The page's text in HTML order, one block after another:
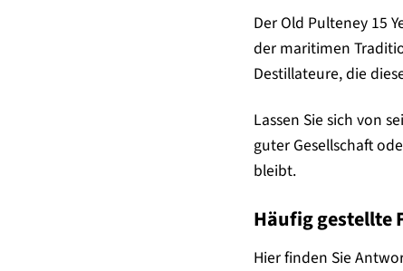
Der Old Pulteney 15
der maritimen
Destillateure, die
Lassen Sie sich von
guter Gesellschaft
bleibt.
Häufig gestellte
Hier finden Sie